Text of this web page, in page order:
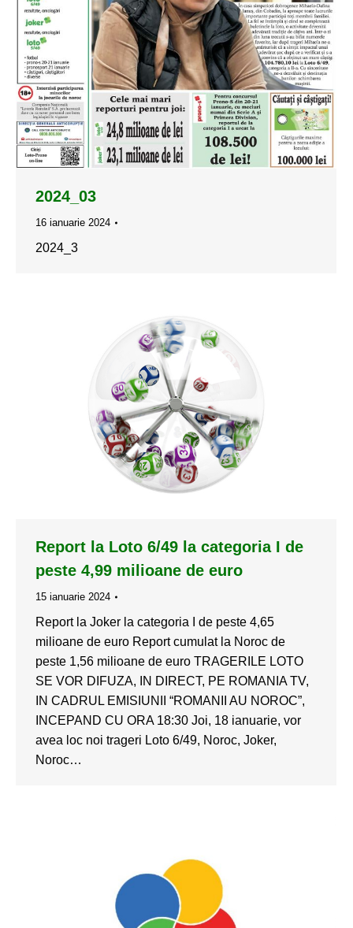
2024_03
16 ianuarie 2024
2024_3
Report la Loto 6/49 la categoria I de
peste 4,99 milioane de euro
15 ianuarie 2024
Report la Joker la categoria I de peste 4,65
milioane de euro Report cumulat la Noroc de
peste 1,56 milioane de euro TRAGERILE LOTO
SE VOR DIFUZA, IN DIRECT, PE ROMANIA TV,
IN CADRUL EMISIUNII “ROMANII AU NOROC”,
INCEPAND CU ORA 18:30 Joi, 18 ianuarie, vor
avea loc noi trageri Loto 6/49, Noroc, Joker,
Noroc…